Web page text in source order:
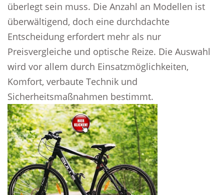
überlegt sein muss. Die Anzahl an Modellen ist
überwältigend, doch eine durchdachte
Entscheidung erfordert mehr als nur
Preisvergleiche und optische Reize. Die Auswahl
wird vor allem durch Einsatzmöglichkeiten,
Komfort, verbaute Technik und
Sicherheitsmaßnahmen bestimmt.